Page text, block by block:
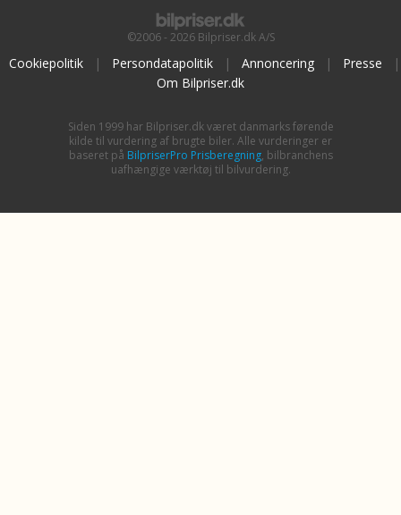
©2006 - 2026 Bilpriser.dk A/S
Cookiepolitik | Persondatapolitik | Annoncering | Presse
|
Om Bilpriser.dk
Siden 1999 har Bilpriser.dk været danmarks førende
kilde til vurdering af brugte biler. Alle vurderinger er
baseret på BilpriserPro Prisberegning, bilbranchens
uafhængige værktøj til bilvurdering.